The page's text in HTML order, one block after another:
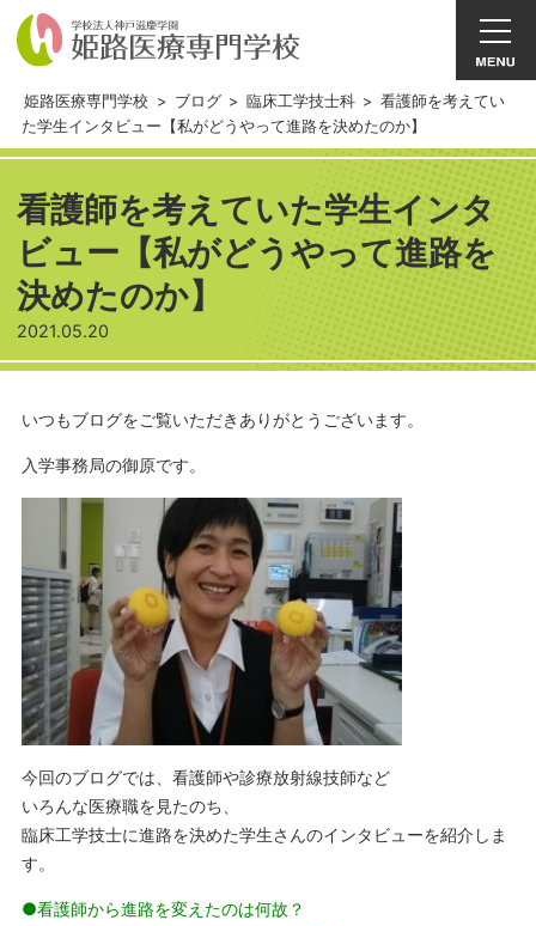
姫路医療専門学校 > ブログ > 臨床工学技士科 > 看護師を考えてい
た学生インタビュー【私がどうやって進路を決めたのか】
看護師を考えていた学生インタ
ビュー【私がどうやって進路を
決めたのか】
2021.05.20
いつもブログをご覧いただきありがとうございます。
入学事務局の御原です。
今回のブログでは、看護師や診療放射線技師など
いろんな医療職を見たのち、
臨床工学技士に進路を決めた学生さんのインタビューを紹介しま
す。
●看護師から進路を変えたのは何故？